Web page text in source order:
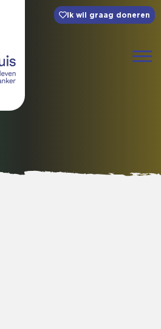
Ik wil graag doneren